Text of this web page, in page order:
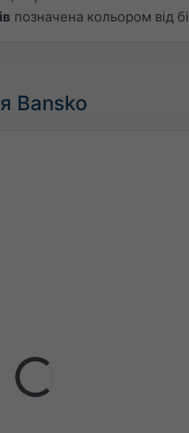
позначена кольором від
Bansko